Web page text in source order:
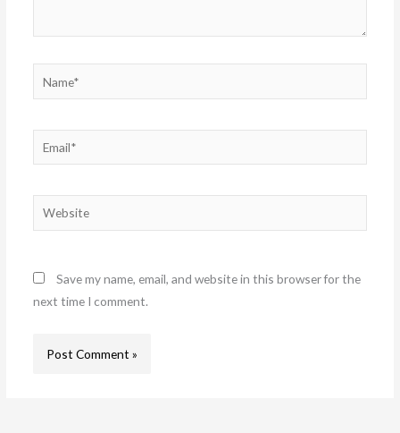
Email*
Website
Save my name, email, and website in this browser for the
next time I comment.